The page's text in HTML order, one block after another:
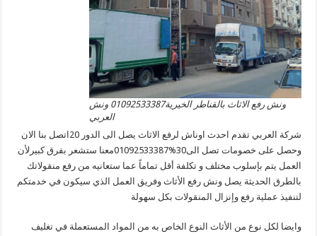
ونش رفع الاثاث بالقناطر الخيرية01092533387 ونش
العربي
شركة العربي تقدم احدث اوناش لرفع الاثاث يصل الى الدور 20اتصل بنا الان
وحصل على خصومات تصل الى30%01092533387
معنا ستشعر بفرق كبيرلأن
العمل يتم بإسلوب مختلف و تكلفة أقل تماماً عما ستعانيه من رفع منقولاتك
بالطرق الحديثة يصل ونش رفع الأثاث وفريق العمل الذي سيكون في خدمتكم
لتنفيذ عملية رفع وإنزال المنقولات بكل سهولة
وايضا لكل نوع من الأثاث النوع الخاص به من المواد المستعملة في تغليف